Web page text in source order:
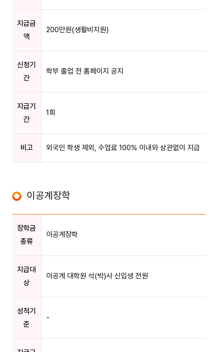
지급금
액
200만원(생활비지원)
신청기
간
학부 졸업 전 홈페이지 공지
지급기
간
1회
비고 외국인 학생 제외, 수업료 100% 이내와 상관없이 지급
이공계장학
장학금
종류
이공계장학
지급대
상
이공계 대학원 석(박)사 신입생 전원
성적기
준
-